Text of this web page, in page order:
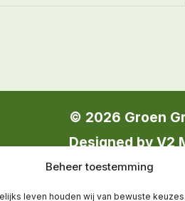
Beheer toestemming
leven houden wij van bewuste
© 2026 Groen
Designed byV2
Groen Graag is